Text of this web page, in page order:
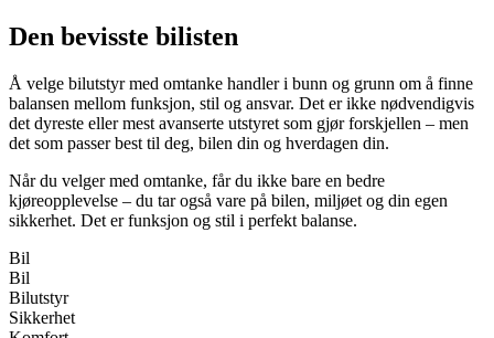
Den bevisste bilisten
Å velge bilutstyr med omtanke handler i bunn og grunn om å finne
balansen mellom funksjon, stil og ansvar. Det er ikke nødvendigvis
det dyreste eller mest avanserte utstyret som gjør forskjellen – men
det som passer best til deg, bilen din og hverdagen din.
Når du velger med omtanke, får du ikke bare en bedre
kjøreopplevelse – du tar også vare på bilen, miljøet og din egen
sikkerhet. Det er funksjon og stil i perfekt balanse.
Bil
Bil
Bilutstyr
Sikkerhet